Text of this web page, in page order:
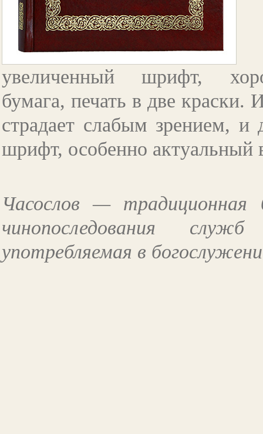
увеличенный шрифт,
бумага, печать в две краски.
страдает слабым зрением,
шрифт, особенно актуальный
Часослов — традиционная
чинопоследования
употребляемая в